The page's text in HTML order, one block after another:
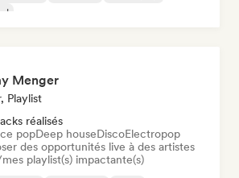
Menger
Playlist
réalisés
popDeep houseDiscoElectropop
des opportunités live à des artistes
playlist(s) impactante(s)